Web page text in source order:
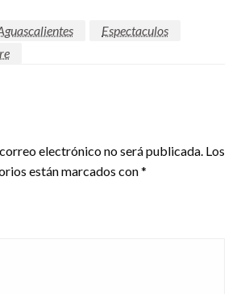
Espectaculos
electrónico no será publicada. Los
están marcados con*